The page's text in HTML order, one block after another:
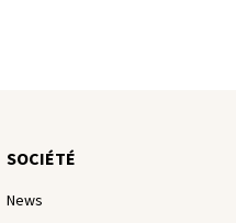
SOCIÉTÉ
News